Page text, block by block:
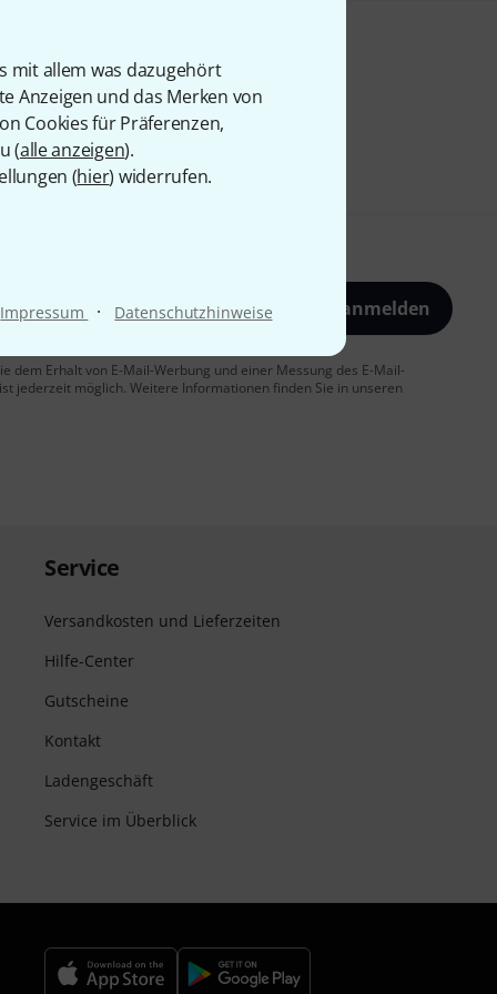
mit allem was dazugehört
Anzeigen und das Merken von
Cookies für Präferenzen,
(alle anzeigen).
(hier) widerrufen.
Impressum · Datenschutzhinweise Jetzt anmelden
dem Erhalt von E-Mail-Werbung und einer Messung des E-Mail-
jederzeit möglich. Weitere Informationen finden Sie in unseren
Service
Versandkosten und Lieferzeiten
Hilfe-Center
Gutscheine
Kontakt
Ladengeschäft
Service im Überblick